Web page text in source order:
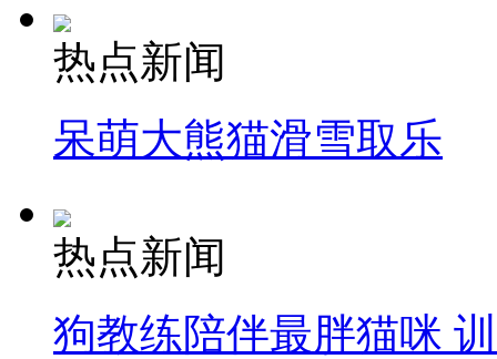
热点新闻
呆萌大熊猫滑雪取乐
热点新闻
狗教练陪伴最胖猫咪